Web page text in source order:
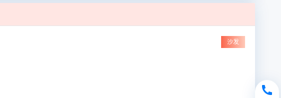
沙发